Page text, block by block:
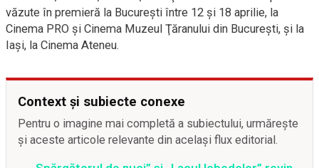
văzute în premieră la Bucureşti între 12 şi 18 aprilie, la
Cinema PRO şi Cinema Muzeul Ţăranului din Bucureşti, şi la
Iaşi, la Cinema Ateneu.
Context și subiecte conexe
Pentru o imagine mai completă a subiectului, urmărește
și aceste articole relevante din același flux editorial.